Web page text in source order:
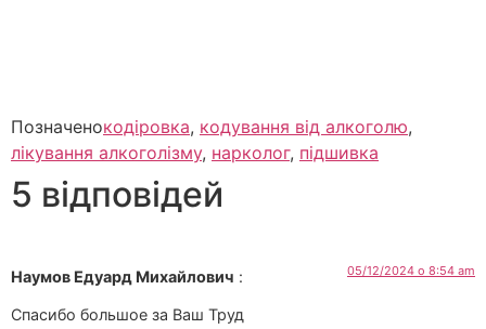
Позначенокодіровка, кодування від алкоголю,
лікування алкоголізму, нарколог, підшивка
5 відповідей
Наумов Едуард Михайлович : 05/12/2024 о 8:54 am
Спасибо большое за Ваш Труд